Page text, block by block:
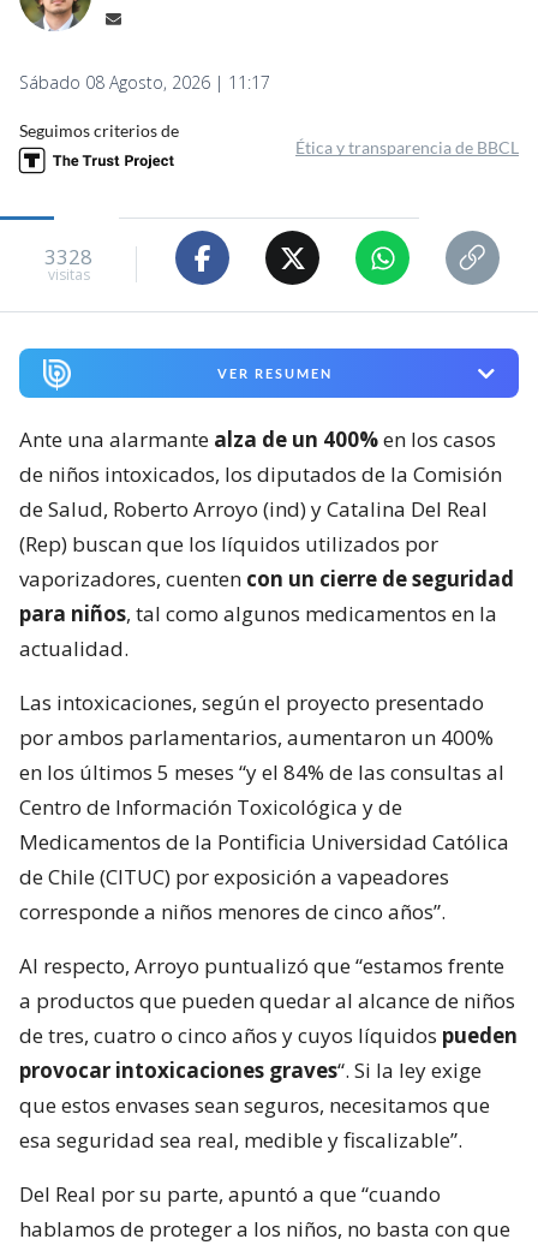
Sábado 08 Agosto, 2026 | 11:17
Seguimos criterios de
Ética y transparencia de BBCL
3328
visitas
VER RESUMEN
Ante una alarmante alza de un 400%en los casos
de niños intoxicados, los diputados de la Comisión
de Salud, Roberto Arroyo (ind) y Catalina Del Real
(Rep) buscan que los líquidos utilizados por
vaporizadores, cuenten con un cierre de seguridad
para niños, tal como algunos medicamentos en la
actualidad.
Las intoxicaciones, según el proyecto presentado
por ambos parlamentarios, aumentaron un 400%
en los últimos 5 meses “y el 84% de las consultas al
Centro de Información Toxicológica y de
Medicamentos de la Pontificia Universidad Católica
de Chile (CITUC) por exposición a vapeadores
corresponde a niños menores de cinco años”.
Al respecto, Arroyo puntualizó que “estamos frente
a productos que pueden quedar al alcance de niños
de tres, cuatro o cinco años y cuyos líquidos pueden
provocar intoxicaciones graves“. Si la ley exige
que estos envases sean seguros, necesitamos que
esa seguridad sea real, medible y fiscalizable”.
Del Real por su parte, apuntó a que “cuando
hablamos de proteger a los niños, no basta con que